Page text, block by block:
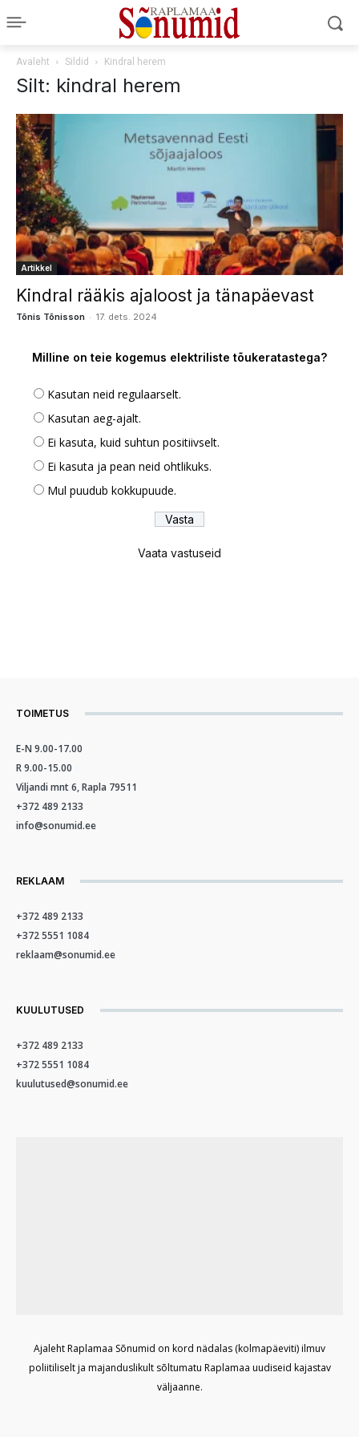
Avaleht Sildid Kindral herem
Silt: kindral herem
Artikkel
Kindral rääkis ajaloost ja tänapäevast
Tõnis Tõnisson - 17. dets. 2024
Milline on teie kogemus elektriliste tõukeratastega?
Kasutan neid regulaarselt.
Kasutan aeg-ajalt.
Ei kasuta, kuid suhtun positiivselt.
Ei kasuta ja pean neid ohtlikuks.
Mul puudub kokkupuude.
Vaata vastuseid
TOIMETUS
E-N 9.00-17.00
R 9.00-15.00
Viljandi mnt 6, Rapla 79511
+372 489 2133
info@sonumid.ee
REKLAAM
+372 489 2133
+372 5551 1084
reklaam@sonumid.ee
KUULUTUSED
+372 489 2133
+372 5551 1084
kuulutused@sonumid.ee
Ajaleht Raplamaa Sõnumid on kord nädalas (kolmapäeviti) ilmuv
poliitiliselt ja majanduslikult sõltumatu Raplamaa uudiseid kajastav
väljaanne.